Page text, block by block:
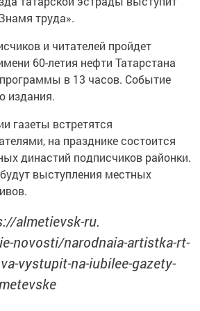
труда».
и читателей пройдет
60-летия нефти Татарстана
в 13 часов. Событие
издания.
газеты встретятся
на празднике состоится
династий подписчиков районки.
выступления местных
almetievsk-ru.
novosti/narodnaia-artistka-rt-
vystupit-na-iubilee-gazety-